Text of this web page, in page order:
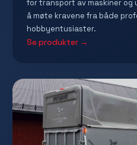
for transport av maskiner
å møte kravene fra både
hobbyentusiaster.
Se produkter →